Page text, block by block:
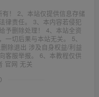
！ 2、本站仅提供信息存储
律责任。 3、本内容若侵犯
予删除处理！ 4、本站全资
切后果与本站无关。 5、
除退出 涉及自身权益/利益
客服举报。 6、本教程仅供
官网 无关